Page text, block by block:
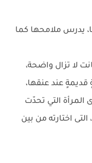
يدرس ملامحها كما
لا تزال واضحة،
عند عنقها،
المرأة التي تحدّت
اختارته من بين